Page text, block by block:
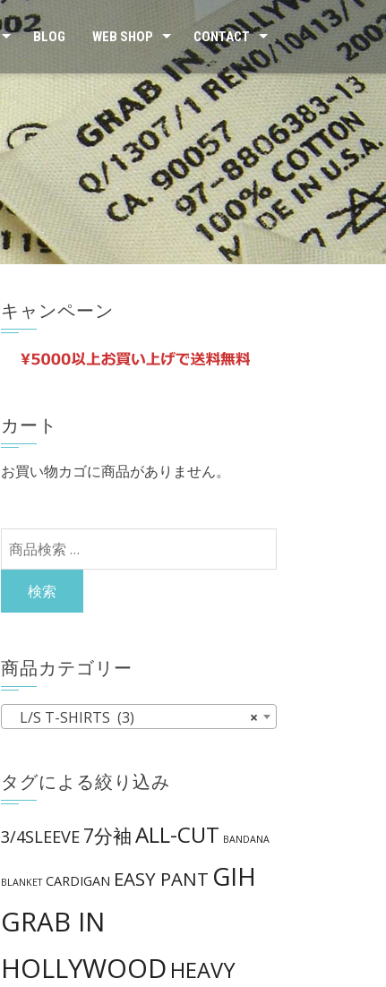
BLOG WEB SHOP CONTACT
キャンペーン
カート
お買い物カゴに商品がありません。
検
索
象:
検索
商品カテゴリー
×
L/S T-SHIRTS (3)
タグによる絞り込み
3/4SLEEVE 7分袖ALL-CUT BANDANA
BLANKET CARDIGAN EASY PANT GIH
GRAB IN
HOLLYWOOD HEAVY